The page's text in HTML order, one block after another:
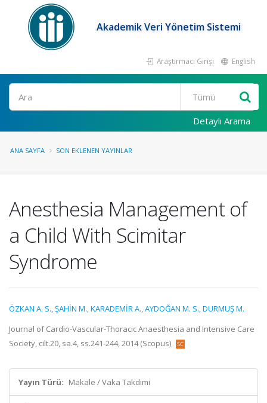
Akademik Veri Yönetim Sistemi
Araştırmacı Girişi English
Ara
Detaylı Arama
ANA SAYFA SON EKLENEN YAYINLAR
Anesthesia Management of
a Child With Scimitar
Syndrome
ÖZKAN A. S.,ŞAHİN M.,KARADEMİR A.,AYDOĞAN M. S.,DURMUŞ M.
Journal of Cardio-Vascular-Thoracic Anaesthesia and Intensive Care
Society, cilt.20, sa.4, ss.241-244, 2014 (Scopus)
Yayın Türü: Makale / Vaka Takdimi